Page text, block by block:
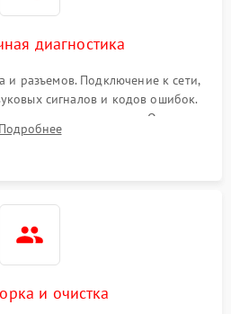
диагностика
и разъемов. Подключение к сети,
сигналов и кодов ошибок.
напряжения. Оценка
основного питания без
Подробнее
и очистка